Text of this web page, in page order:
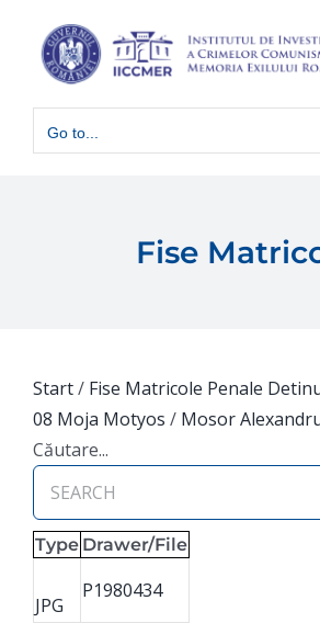
content
Go to...
Fise
Start/ Fise Matricole Penale
08 Moja Motyos / Mosor
Căutare...
Type Drawer/File
JPG
P1980434